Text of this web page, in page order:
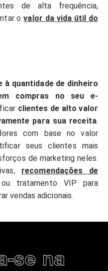
de alta frequência,
ovalor da vida útil do
quantidade de dinheiro
compras no seu e-
clientes de alto valor
para sua receita.
com base no valor
seus clientes mais
de marketing neles.
recomendações de
tratamento VIP para
vendas adicionais.
se na